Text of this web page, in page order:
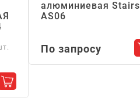
Добавить в корзину
алюминиевая Stairs
АS06
По запросу